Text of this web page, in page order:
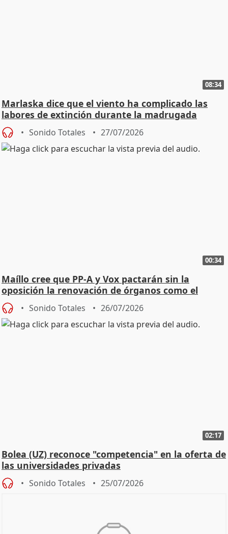
08:34
Marlaska dice que el viento ha complicado las
labores de extinción durante la madrugada
Sonido Totales 27/07/2026
00:34
Maíllo cree que PP-A y Vox pactarán sin la
oposición la renovación de órganos como el
Defensor
Sonido Totales 26/07/2026
02:17
Bolea (UZ) reconoce "competencia" en la oferta de
las universidades privadas
Sonido Totales 25/07/2026